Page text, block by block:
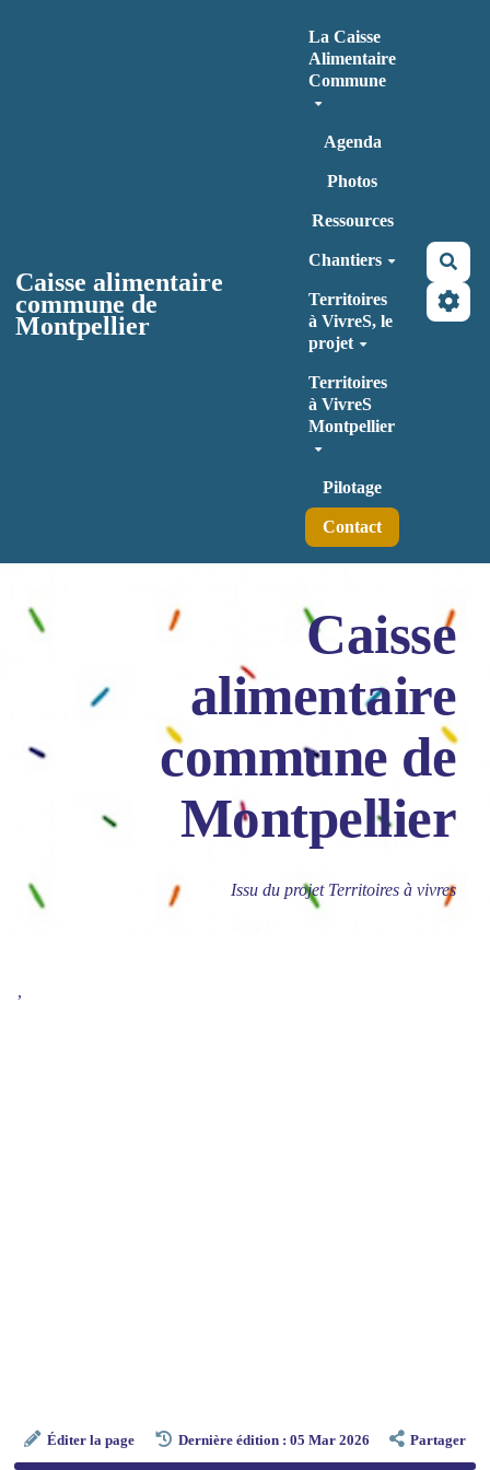
Caisse alimentaire
commune de
Montpellier
La Caisse
Alimentaire
Commune
Agenda
Photos
Ressources
Chantiers
Territoires
à VivreS, le
projet
Territoires
à VivreS
Montpellier
Pilotage
Contact
Caisse
alimentaire
commune de
Montpellier
Issu du projet Territoires à vivres
,
Éditer la page Dernière édition : 05 Mar 2026 Partager